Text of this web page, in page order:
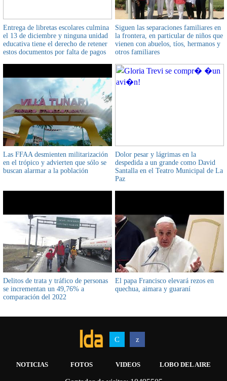
Entrega de libretas escolares culmina
el 13 de diciembre y ninguna unidad
educativa tiene el derecho de retener
estos documentos por falta de pagos
Siguen las separaciones familiares en
la frontera, en particular de niños que
vienen con abuelos, tíos, hermanos y
otros familiares
Las FFAA desmienten militarización
en el trópico y advierten que sólo se
buscan alarmar a la población
Dolor pesar y lágrimas en la
despedida a un grande como David
Santalla en el Teatro Municipal de La
Paz
Delitos de trata y tráfico de personas
se incrementan un 49,76% a
comparación del 2022
El papa Francisco elevará rezos en
quechua, aimara y guaraní
NOTICIAS FOTOS VIDEOS LOBO DEL AIRE